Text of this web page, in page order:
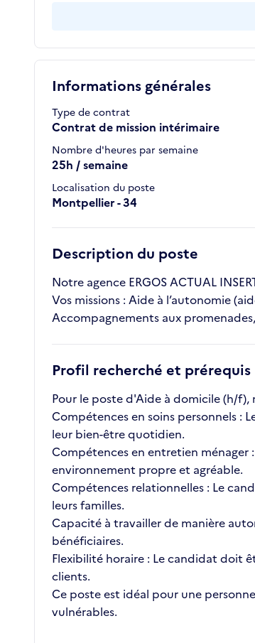
Informations générales
Type de contrat
Contrat de mission intérimaire
Nombre d'heures par semaine
25h / semaine
Localisation du poste
Montpellier - 34
Description du poste
Notre agence ERGOS ACTUAL
Vos missions : Aide à l’autonomie
Accompagnements aux
Profil recherché et prérequis
Pour le poste d'Aide à domicile (h/
Compétences en soins personnels :
leur bien-être quotidien.
Compétences en entretien ménager
environnement propre et agréable.
Compétences relationnelles : Le
leurs familles.
Capacité à travailler de manière
bénéficiaires.
Flexibilité horaire : Le candidat doit
clients.
Ce poste est idéal pour une
vulnérables.